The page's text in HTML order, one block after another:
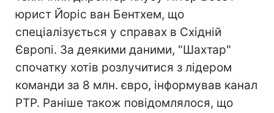
юрист Йоріс ван Бентхем, що
спеціалізується у справах в Східній
Європі. За деякими даними, "Шахтар"
спочатку хотів розлучитися з лідером
команди за 8 млн. євро, інформував канал
РТР. Раніше також повідомлялося, що